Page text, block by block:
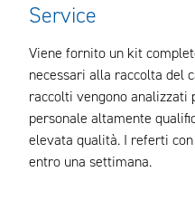
Service
Viene fornito un kit
necessari alla raccolta del
raccolti vengono analizzati
personale altamente
elevata qualità. I referti
entro una settimana.